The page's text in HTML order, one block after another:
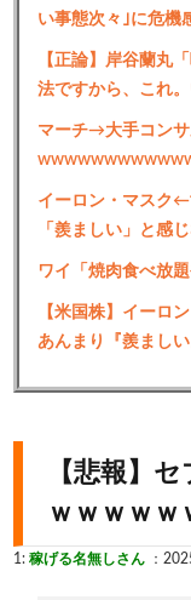
い事態次々｣に危機
【正論】岸谷蘭丸
法ですから、これ
マーチ→大手コン
イーロン・マスク←
「羨ましい」と感
ワイ「焼肉食べ放
【米国株】イーロ
あんまり『羨まし
【悲報】
ｗｗｗｗｗ
1: 稼げる名無しさん ：